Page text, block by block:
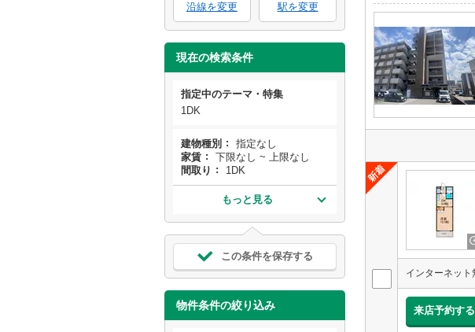
沿線を変更 駅を変更
現在の検索条件
指定中のテーマ・特集
1DK
建物種別
指定なし
家賃
下限なし ~ 上限なし
間取り
1DK
もっと見る
この条件を保存する
物件条件の絞り込み 来店予約する